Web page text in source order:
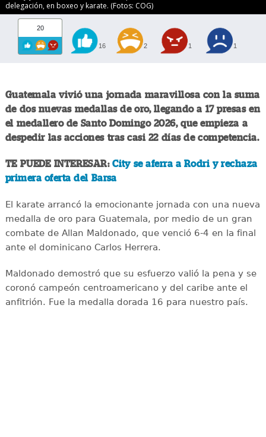
delegación, en boxeo y karate. (Fotos: COG)
20
16 2 1 1
Guatemala vivió una jornada maravillosa con la suma
de dos nuevas medallas de oro, llegando a 17 presas en
el medallero de Santo Domingo 2026, que empieza a
despedir las acciones tras casi 22 días de competencia.
TE PUEDE INTERESAR:City se aferra a Rodri y rechaza
primera oferta del Barsa
El karate arrancó la emocionante jornada con una nueva
medalla de oro para Guatemala, por medio de un gran
combate de Allan Maldonado, que venció 6-4 en la final
ante el dominicano Carlos Herrera.
Maldonado demostró que su esfuerzo valió la pena y se
coronó campeón centroamericano y del caribe ante el
anfitrión. Fue la medalla dorada 16 para nuestro país.